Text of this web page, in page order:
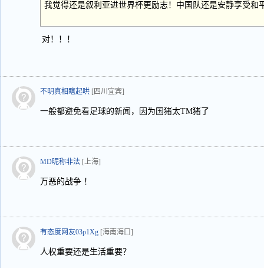
我觉得还是叙利亚进世界杯更励志！中国队还是安静享受和
对！！！
不明真相瞎起哄 [四川宜宾]
一般都避免看足球的新闻，因为国猪太TM猪了
MD昵称非法 [上海]
万恶的战争 ！
有态度网友03p1Xg [海南海口]
人权重要还是生活重要？